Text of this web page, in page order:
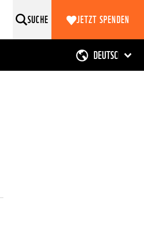
SUCHE JETZT SPENDEN